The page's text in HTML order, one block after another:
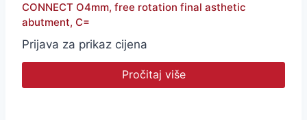
CONNECT O4mm, free rotation final asthetic
abutment, C=
Prijava za prikaz cijena
Pročitaj više